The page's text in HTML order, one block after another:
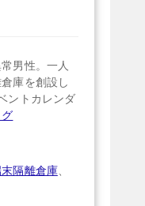
男性。一人
庫を創設し
ントカレンダ
隔離倉庫、